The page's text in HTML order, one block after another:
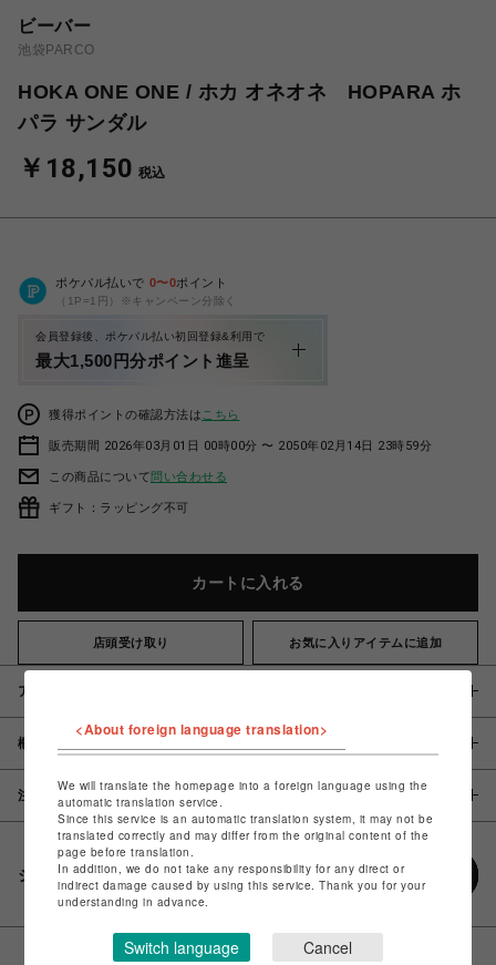
ビーバー
池袋PARCO
HOKA ONE ONE / ホカ オネオネ HOPARA ホ
パラ サンダル
￥18,150 税込
ポケパル払いで 0〜0ポイント
（1P=1円）※キャンペーン分除く
会員登録後、ポケパル払い初回登録&利用で
最大1,500円分ポイント進呈
獲得ポイントの確認方法は こちら
販売期間 2026年03月01日 00時00分 〜 2050年02月14日 23時59分
この商品について問い合わせる
ギフト：ラッピング不可
カートに入れる
店頭受け取り お気に入りアイテムに追加
アイテム説明 / 素材
概要
注意事項
シェアする
<About foreign language translation>
We will translate the homepage into a foreign language using the
automatic translation service.
Since this service is an automatic translation system, it may not be
translated correctly and may differ from the original content of the
page before translation.
In addition, we do not take any responsibility for any direct or
indirect damage caused by using this service. Thank you for your
understanding in advance.
Switch language Cancel